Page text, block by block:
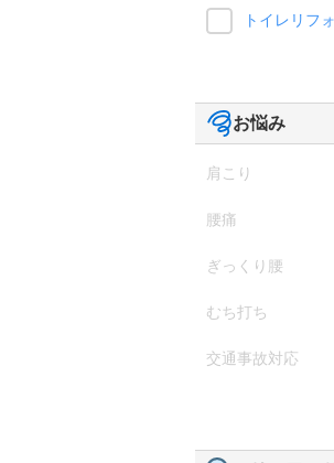
トイレリフ
お悩み
肩こり
腰痛
ぎっくり腰
むち打ち
交通事故対応